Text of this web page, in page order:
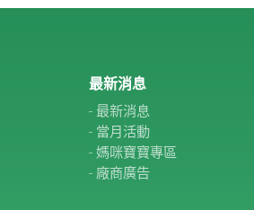
最新消息
最新消息
當月活動
媽咪寶寶專區
廠商廣告